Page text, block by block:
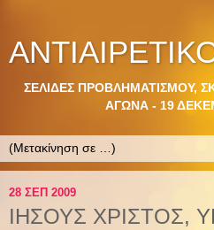
ΣΕΛΙΔΕΣ ΠΡΟΒΛΗΜΑΤΙΣΜΟΥ,
ΑΓΩΝΑ - 19
28 ΣΕΠ 2009
ΙΗΣΟΥΣ ΧΡΙΣΤΟΣ,